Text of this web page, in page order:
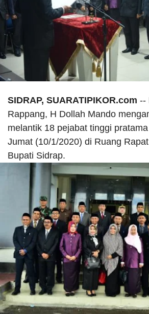
SIDRAP, SUARATIPIKOR.com --
Rappang, H Dollah Mando
melantik 18 pejabat tinggi
Jumat (10/1/2020) di Ruang
Bupati Sidrap.